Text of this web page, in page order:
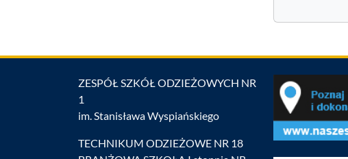
ZESPÓŁ SZKÓŁ ODZIEŻOWYCH NR
1
im. Stanisława Wyspiańskiego
TECHNIKUM ODZIEŻOWE NR 18